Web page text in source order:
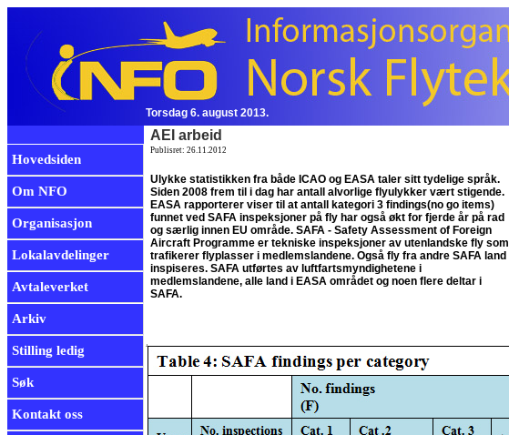
Torsdag 6. august 2013.
Hovedsiden
Om NFO
Organisasjon
Lokalavdelinger
Avtaleverket
Arkiv
Stilling ledig
Søk
Kontakt oss
AEI arbeid
Publisret: 26.11.2012
Ulykke statistikken fra både ICAO og EASA taler sitt tydelige språk.
Siden 2008 frem til i dag har antall alvorlige flyulykker vært stigende.
EASA rapporterer viser til at antall kategori 3 findings(no go items)
funnet ved SAFA inspeksjoner på fly har også økt for fjerde år på rad
og særlig innen EU område. SAFA - Safety Assessment of Foreign
Aircraft Programme er tekniske inspeksjoner av utenlandske fly som
trafikerer flyplasser i medlemslandene. Også fly fra andre SAFA land
inspiseres. SAFA utførtes av luftfartsmyndighetene i
medlemslandene, alle land i EASA området og noen flere deltar i
SAFA.